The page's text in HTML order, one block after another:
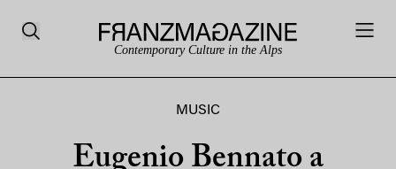
Contemporary Culture in the Alps
MUSIC
Eugenio Bennato a